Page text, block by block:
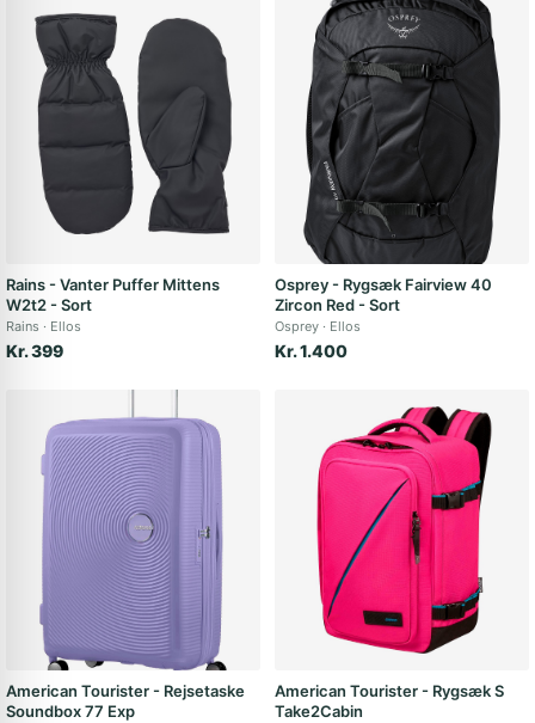
Rains - Vanter Puffer Mittens
W2t2 - Sort
Rains Ellos
Kr. 399
Osprey - Rygsæk Fairview 40
Zircon Red - Sort
Osprey Ellos
Kr. 1.400
American Tourister - Rejsetaske
Soundbox 77 Exp
American Tourister - Rygsæk S
Take2Cabin